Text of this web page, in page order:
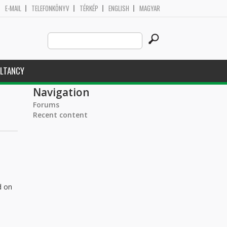
E-MAIL TELEFONKÖNYV TÉRKÉP ENGLISH MAGYAR
Search
this
site
on
Navigation
Forums
Recent content